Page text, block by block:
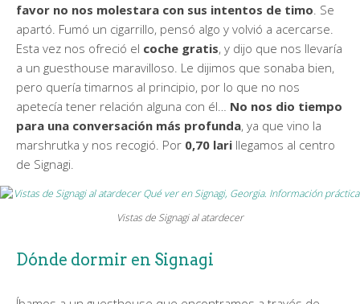
favor no nos molestara con sus intentos de timo. Se
apartó. Fumó un cigarrillo, pensó algo y volvió a acercarse.
Esta vez nos ofreció el coche gratis, y dijo que nos llevaría
a un guesthouse maravilloso. Le dijimos que sonaba bien,
pero quería timarnos al principio, por lo que no nos
apetecía tener relación alguna con él… No nos dio tiempo
para una conversación más profunda, ya que vino la
marshrutka y nos recogió. Por 0,70 lari llegamos al centro
de Signagi.
Vistas de Signagi al atardecer
Dónde dormir en Signagi